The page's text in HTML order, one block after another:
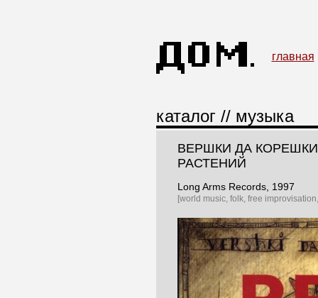
главная
каталог // музыка
ВЕРШКИ ДА
РАСТЕНИЙ
Long Arms Records, 1997
[world music, folk, free